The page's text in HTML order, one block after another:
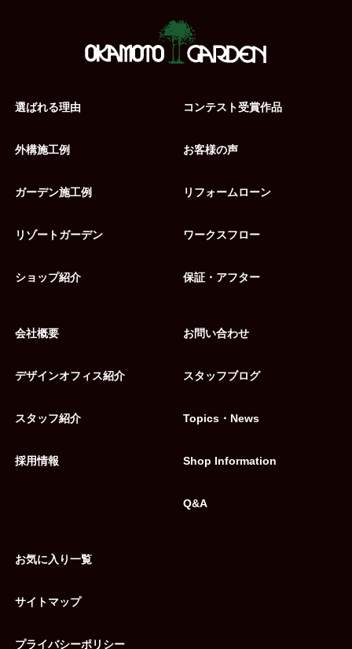
選ばれる理由
外構施工例
ガーデン施工例
リゾートガーデン
ショップ紹介
コンテスト受賞作品
お客様の声
リフォームローン
ワークスフロー
保証・アフター
会社概要
デザインオフィス紹介
スタッフ紹介
採用情報
お問い合わせ
スタッフブログ
Topics・News
Shop Information
Q&A
お気に入り一覧
サイトマップ
プライバシーポリシー